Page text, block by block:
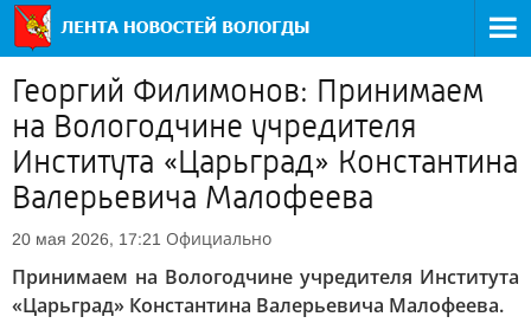
Георгий Филимонов: Принимаем
на Вологодчине учредителя
Института «Царьград» Константина
Валерьевича Малофеева
20 мая 2026, 17:21 Официально
Принимаем на Вологодчине учредителя Института
«Царьград» Константина Валерьевича Малофеева.